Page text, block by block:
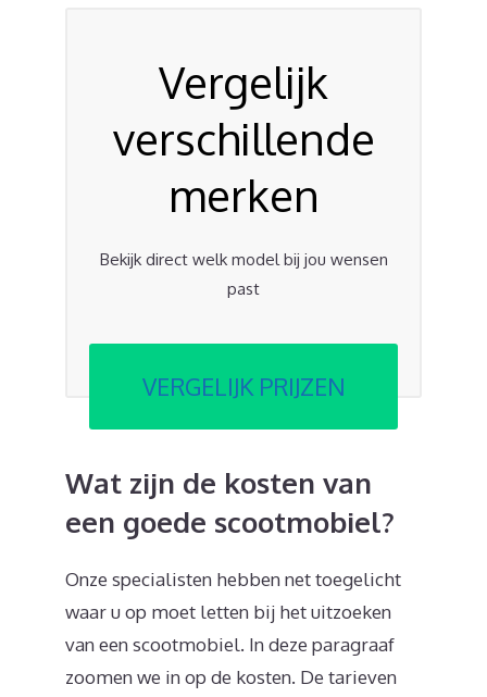
Vergelijk
verschillende
merken
Bekijk direct welk model bij jou wensen
past
VERGELIJK PRIJZEN
Wat zijn de kosten van
een goede scootmobiel?
Onze specialisten hebben net toegelicht
waar u op moet letten bij het uitzoeken
van een scootmobiel. In deze paragraaf
zoomen we in op de kosten. De tarieven